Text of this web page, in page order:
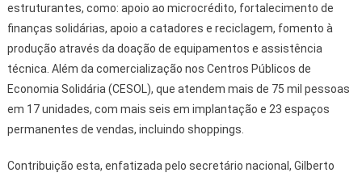
estruturantes, como: apoio ao microcrédito, fortalecimento de
finanças solidárias, apoio a catadores e reciclagem, fomento à
produção através da doação de equipamentos e assistência
técnica. Além da comercialização nos Centros Públicos de
Economia Solidária (CESOL), que atendem mais de 75 mil pessoas
em 17 unidades, com mais seis em implantação e 23 espaços
permanentes de vendas, incluindo shoppings.
Contribuição esta, enfatizada pelo secretário nacional, Gilberto